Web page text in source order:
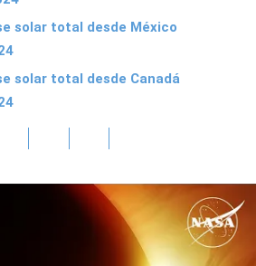
solar total desde México
solar total desde Canadá